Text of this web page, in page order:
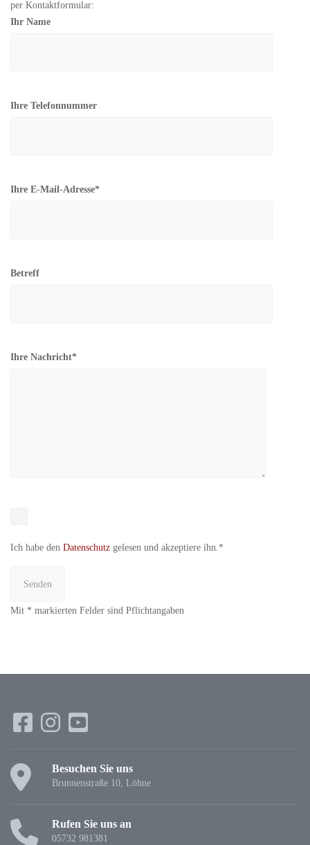
per Kontaktformular:
Ihr Name
Ihre Telefonnummer
Ihre E-Mail-Adresse*
Betreff
Ihre Nachricht*
Ich habe den Datenschutz gelesen und akzeptiere ihn.*
Mit * markierten Felder sind Pflichtangaben
Besuchen Sie uns
Brunnenstraße 10, Löhne
Rufen Sie uns an
05732 981381